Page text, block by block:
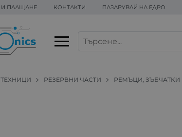
И ПЛАЩАНЕ КОНТАКТИ ПАЗАРУВАЙ НА ЕДРО
РЕЗЕРВНИ ЧАСТИ РЕМЪЦИ, ЗЪБЧАТКИ